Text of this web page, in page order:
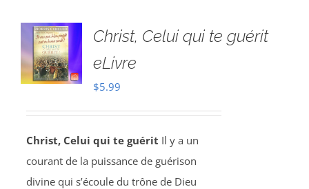
Christ, Celui qui te guérit
eLivre
$5.99
Christ, Celui qui te guérit Il y a un
courant de la puissance de guérison
divine qui s’écoule du trône de Dieu